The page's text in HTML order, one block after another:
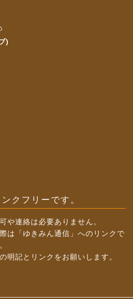
)
クフリーです。
や連絡は必要ありません。
は「ゆきみん通信」へのリンクで
明記とリンクをお願いします。